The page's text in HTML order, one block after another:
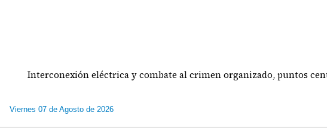
Interconexión eléctrica y combate al crimen organizado, puntos centrales
Viernes 07 de Agosto de 2026